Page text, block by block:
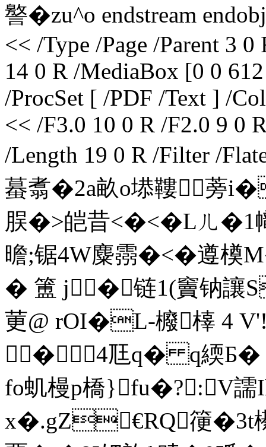
譥�zu^o endstream
<< /Type /Page /Parent 3 0
14 0 R /MediaBox [0 0
/ProcSet [ /PDF /Text ] /
<< /F3.0 10 0 R /F2.0 9 0
/Length 19 0 R /Filter /
蟇翥�2a畝o塨鞻
脵�>皑昔<�<�Lㄦ
曕;锯4W麋霛�<�遵橂
� 簠 j� 链1(竇钠
莄@ rOI�L-櫠橭 4
�4尫q� q緛Б�
fo虮槾p橋}fu�?:V譳Ih
x�.gZ€RQ箯�3t